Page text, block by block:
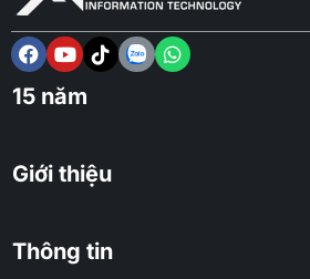
15 năm
Giới thiệu
Thông tin